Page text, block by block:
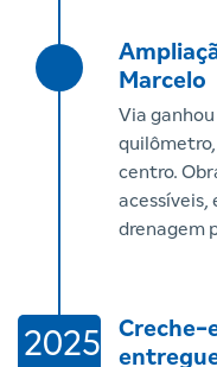
Marcelo
Via
centro.
acessíveis,
drenagem
2025
Creche-